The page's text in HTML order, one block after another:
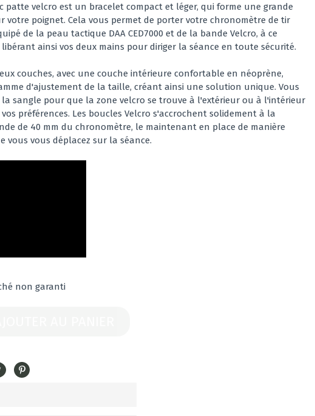
patte velcro est un bracelet compact et léger, qui forme une grande
votre poignet. Cela vous permet de porter votre chronomètre de tir
de la peau tactique DAA CED7000 et de la bande Velcro, à ce
ainsi vos deux mains pour diriger la séance en toute sécurité.
couches, avec une couche intérieure confortable en néoprène,
d'ajustement de la taille, créant ainsi une solution unique. Vous
la sangle pour que la zone velcro se trouve à l'extérieur ou à l'intérieur
préférences. Les boucles Velcro s'accrochent solidement à la
de 40 mm du chronomètre, le maintenant en place de manière
vous vous déplacez sur la séance.
non garanti